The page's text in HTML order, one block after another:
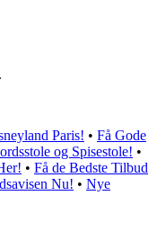
Paris! • Få Gode
og Spisestole! •
• Få de Bedste Tilbud
Nu! • Nye